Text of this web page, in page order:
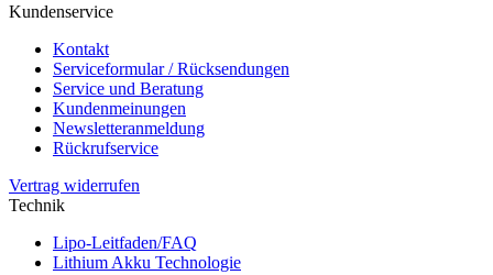
Kundenservice
Kontakt
Serviceformular / Rücksendungen
Service und Beratung
Kundenmeinungen
Newsletteranmeldung
Rückrufservice
Vertrag widerrufen
Technik
Lipo-Leitfaden/FAQ
Lithium Akku Technologie